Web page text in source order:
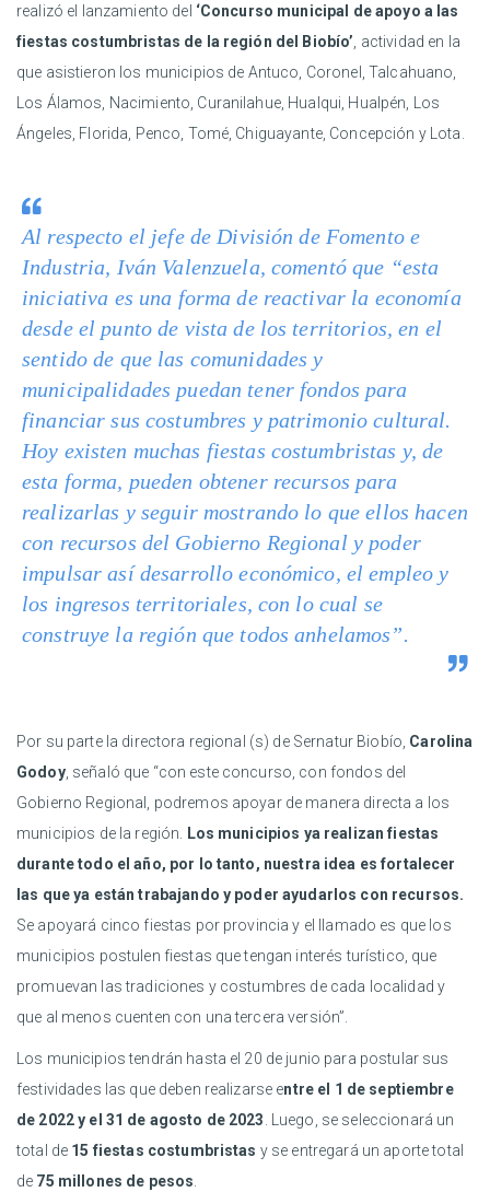
realizó el lanzamiento del ‘Concurso municipal de apoyo a las
fiestas costumbristas de la región del Biobío’ , actividad en la
que asistieron los municipios de Antuco, Coronel, Talcahuano,
Los Álamos, Nacimiento, Curanilahue, Hualqui, Hualpén, Los
Ángeles, Florida, Penco, Tomé, Chiguayante, Concepción y Lota.
Al respecto el jefe de División de Fomento e
Industria, Iván Valenzuela, comentó que “esta
iniciativa es una forma de reactivar la economía
desde el punto de vista de los territorios, en el
sentido de que las comunidades y
municipalidades puedan tener fondos para
financiar sus costumbres y patrimonio cultural.
Hoy existen muchas fiestas costumbristas y, de
esta forma, pueden obtener recursos para
realizarlas y seguir mostrando lo que ellos hacen
con recursos del Gobierno Regional y poder
impulsar así desarrollo económico, el empleo y
los ingresos territoriales, con lo cual se
construye la región que todos anhelamos”.
Por su parte la directora regional (s) de Sernatur Biobío, Carolina
Godoy, señaló que “con este concurso, con fondos del
Gobierno Regional, podremos apoyar de manera directa a los
municipios de la región.
Los municipios ya realizan fiestas
durante todo el año, por lo tanto, nuestra idea es fortalecer
las que ya están trabajando y poder ayudarlos con recursos.
Se apoyará cinco fiestas por provincia y el llamado es que los
municipios postulen fiestas que tengan interés turístico, que
promuevan las tradiciones y costumbres de cada localidad y
que al menos cuenten con una tercera versión”.
Los municipios tendrán hasta el 20 de junio para postular sus
festividades las que deben realizarse entre el 1 de septiembre
de 2022 y el 31 de agosto de 2023
. Luego, se seleccionará un
total de 15 fiestas costumbristas y se entregará un aporte total
de 75 millones de pesos